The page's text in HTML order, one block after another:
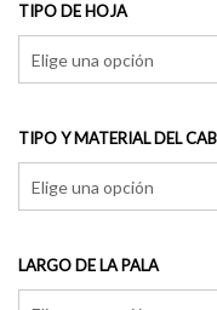
TIPO DE HOJA
TIPO Y MATERIAL DEL
LARGO DE LA PALA